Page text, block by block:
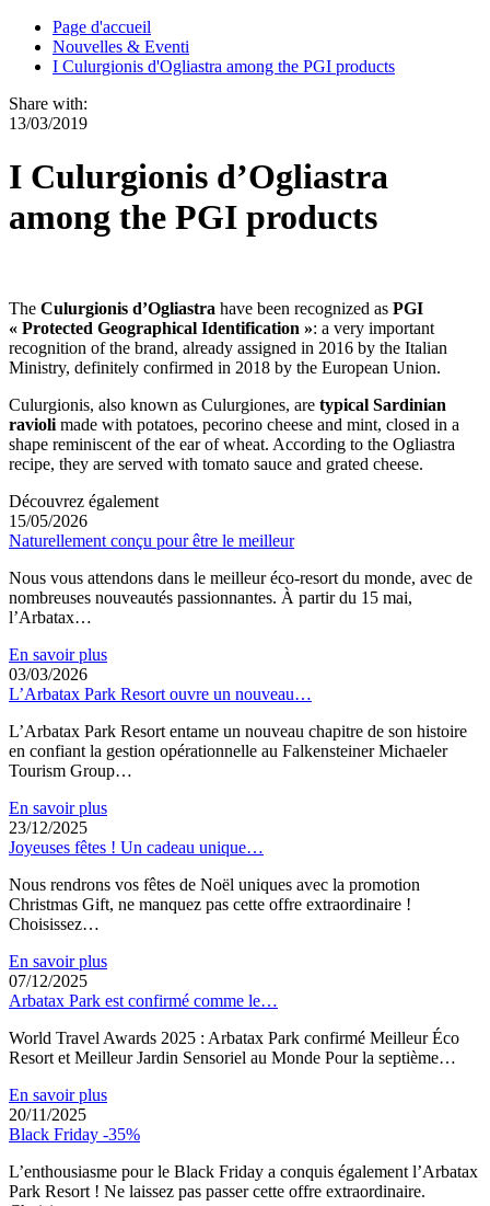
Page d'accueil
Nouvelles & Eventi
I Culurgionis d'Ogliastra among the PGI products
Share with:
13/03/2019
I Culurgionis d’Ogliastra
among the PGI products
The Culurgionis d’Ogliastra have been recognized as PGI
« Protected Geographical Identification »: a very important
recognition of the brand, already assigned in 2016 by the Italian
Ministry, definitely confirmed in 2018 by the European Union.
Culurgionis, also known as Culurgiones, are typical Sardinian
ravioli made with potatoes, pecorino cheese and mint, closed in a
shape reminiscent of the ear of wheat. According to the Ogliastra
recipe, they are served with tomato sauce and grated cheese.
Découvrez également
15/05/2026
Naturellement conçu pour être le meilleur
Nous vous attendons dans le meilleur éco-resort du monde, avec de
nombreuses nouveautés passionnantes. À partir du 15 mai,
l’Arbatax…
En savoir plus
03/03/2026
L’Arbatax Park Resort ouvre un nouveau…
L’Arbatax Park Resort entame un nouveau chapitre de son histoire
en confiant la gestion opérationnelle au Falkensteiner Michaeler
Tourism Group…
En savoir plus
23/12/2025
Joyeuses fêtes ! Un cadeau unique…
Nous rendrons vos fêtes de Noël uniques avec la promotion
Christmas Gift, ne manquez pas cette offre extraordinaire !
Choisissez…
En savoir plus
07/12/2025
Arbatax Park est confirmé comme le…
World Travel Awards 2025 : Arbatax Park confirmé Meilleur Éco
Resort et Meilleur Jardin Sensoriel au Monde Pour la septième…
En savoir plus
20/11/2025
Black Friday -35%
L’enthousiasme pour le Black Friday a conquis également l’Arbatax
Park Resort ! Ne laissez pas passer cette offre extraordinaire.